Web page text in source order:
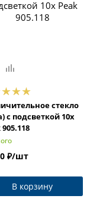
стекло
с подсветкой 10x
₽/шт
В корзину